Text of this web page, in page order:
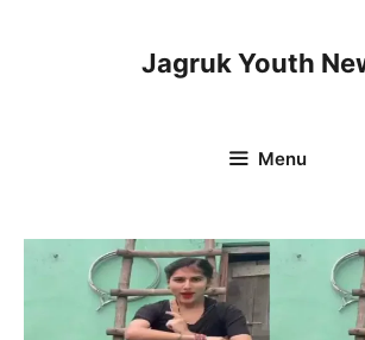
Jagruk Youth
Menu